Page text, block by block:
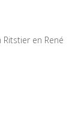
en René